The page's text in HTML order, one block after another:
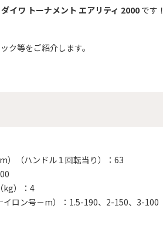
ダイワ トーナメント エアリティ 2000 です！
ク等をご紹介します。
）（ハンドル１回転当り）：63
kg）：4
イロン号－m）：1.5-190、2-150、3-100